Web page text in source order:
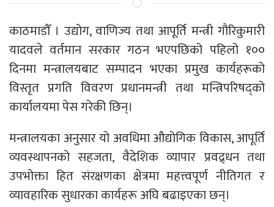
काठमाडाैँ । उद्योग, वाणिज्य तथा आपूर्ति मन्त्री गौरिकुमारी
यादवले वर्तमान सरकार गठन भएपछिको पहिलो १००
दिनमा मन्त्रालयबाट सम्पादन भएका प्रमुख कार्यहरूको
विस्तृत प्रगति विवरण प्रधानमन्त्री तथा मन्त्रिपरिषद्को
कार्यालयमा पेस गरेकी छिन्।
मन्त्रालयका अनुसार यो अवधिमा औद्योगिक विकास, आपूर्ति
व्यवस्थापनको सहजता, वैदेशिक व्यापार प्रवद्र्धन तथा
उपभोक्ता हित संरक्षणका क्षेत्रमा महत्त्वपूर्ण नीतिगत र
व्यावहारिक सुधारका कार्यहरू अघि बढाइएका छन्।